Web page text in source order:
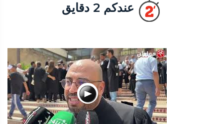
عندكم 2 دقايق